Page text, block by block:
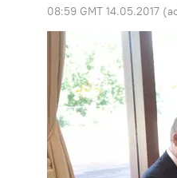
08:59 GMT 14.05.2017